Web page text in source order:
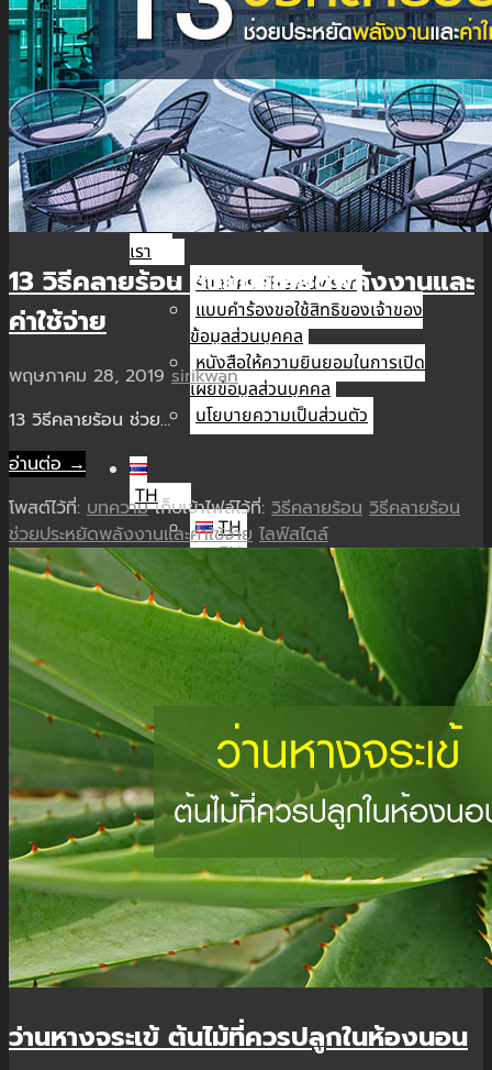
CMC WE CARE
CMC WE TALK
CMC Sustainability
นัก
ลงทุน
สัมพันธ์
ติดต่อ
เรา
รับสมัคร The Adviser
แบบคำร้องขอใช้สิทธิของเจ้าของ
ข้อมูลส่วนบุคคล
หนังสือให้ความยินยอมในการเปิด
เผยข้อมูลส่วนบุคคล
นโยบายความเป็นส่วนตัว
TH
TH
EN
13 วิธีคลายร้อน ช่วยประหยัดพลังงานและ
ค่าใช้จ่าย
พฤษภาคม 28, 2019 sirikwan
13 วิธีคลายร้อน ช่วย…
อ่านต่อ →
โพสต์ไว้ที่: บทความ เก็บเข้าไฟล์ไว้ที่: วิธีคลายร้อน วิธีคลายร้อน
ช่วยประหยัดพลังงานและค่าใช้จ่าย ไลฟ์สไตล์
ว่านหางจระเข้ ต้นไม้ที่ควรปลูกในห้องนอน